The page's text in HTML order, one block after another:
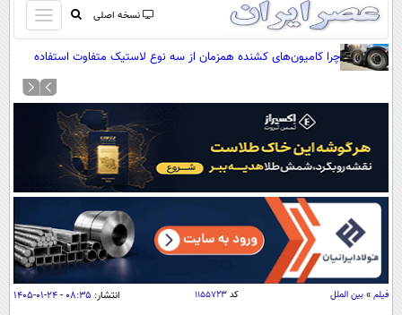
نسخه اصلی
باز
و
بسته
کردن
صفحه اول
آرشیو
نظرسنجی
آب و هوا
اوقات شرعی
سواد زندگی
اقتصاد
چرا کامیون‌های کشنده همزمان از سه نوع لاستیک متفاوت استفاده
فیلم » بین الملل کد ۱۱۵۵۷۲۳ انتشار: ۰۸:۳۵ - ۲۴-۰۱-۱۴۰۵